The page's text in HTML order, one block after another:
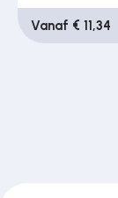
Vanaf € 11,34